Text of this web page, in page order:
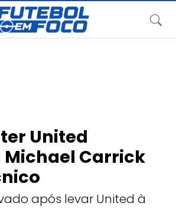
United
Carrick
após levar United à